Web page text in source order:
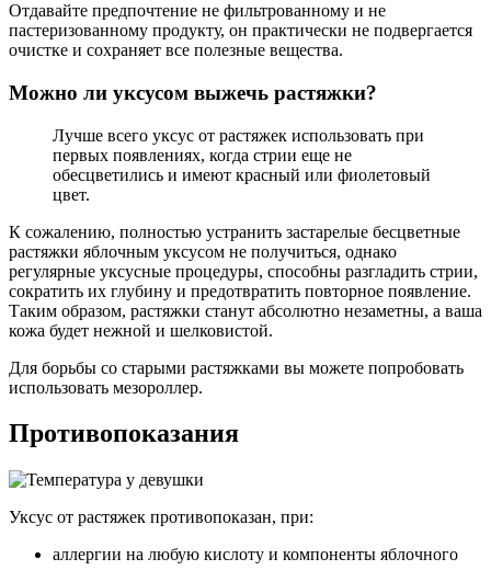
Отдавайте предпочтение не фильтрованному и не
пастеризованному продукту, он практически не подвергается
очистке и сохраняет все полезные вещества.
Можно ли уксусом выжечь растяжки?
Лучше всего уксус от растяжек использовать при
первых появлениях, когда стрии еще не
обесцветились и имеют красный или фиолетовый
цвет.
К сожалению, полностью устранить застарелые бесцветные
растяжки яблочным уксусом не получиться, однако
регулярные уксусные процедуры, способны разгладить стрии,
сократить их глубину и предотвратить повторное появление.
Таким образом, растяжки станут абсолютно незаметны, а ваша
кожа будет нежной и шелковистой.
Для борьбы со старыми растяжками вы можете попробовать
использовать мезороллер.
Противопоказания
Уксус от растяжек противопоказан, при:
аллергии на любую кислоту и компоненты яблочного